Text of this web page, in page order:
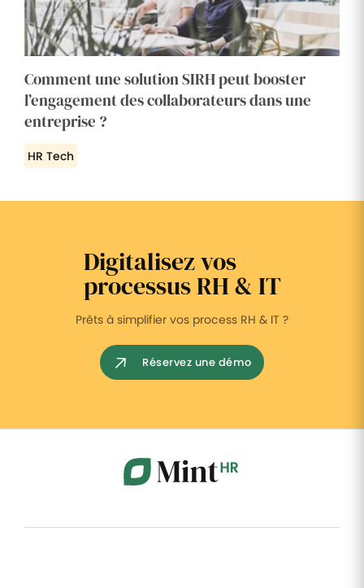
Comment une solution SIRH peut booster
l’engagement des collaborateurs dans une
entreprise ?
HR Tech
Digitalisez vos
processus RH & IT
Prêts à simplifier vos process RH & IT ?
Réservez une démo